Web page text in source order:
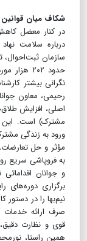
شکاف میان قوانین
در کنار معضل
درباره سلامت
نگرانی بیشتر
رحیمی، معاون
اصلی، افزایش
مشترک) است. این
ورود به زندگی
مؤثر و حل
به فروپاشی سریع
و جوانان
برگزاری دوره‌های
نیم‌بها را در دستور
صرف ارائه
قوی و نظارت
همین راستا،